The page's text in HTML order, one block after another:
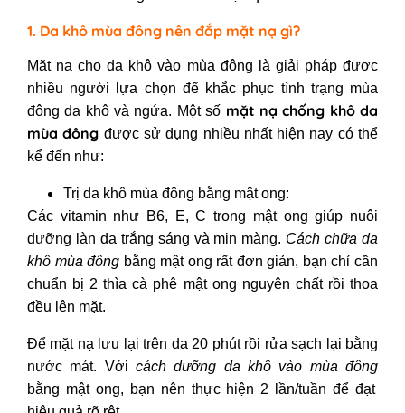
1. Da khô mùa đông nên đắp mặt nạ gì?
Mặt nạ cho da khô vào mùa đông là giải pháp được
nhiều người lựa chọn để khắc phục tình trạng mùa
đông da khô và ngứa. Một số mặt nạ chống khô da
mùa đông được sử dụng nhiều nhất hiện nay có thể
kể đến như:
Trị da khô mùa đông bằng mật ong:
Các vitamin như B6, E, C trong mật ong giúp nuôi
dưỡng làn da trắng sáng và mịn màng. Cách chữa da
khô mùa đông bằng mật ong rất đơn giản, bạn chỉ cần
chuẩn bị 2 thìa cà phê mật ong nguyên chất rồi thoa
đều lên mặt.
Để mặt nạ lưu lại trên da 20 phút rồi rửa sạch lại bằng
nước mát. Với cách dưỡng da khô vào mùa đông
bằng mật ong, bạn nên thực hiện 2 lần/tuần để đạt